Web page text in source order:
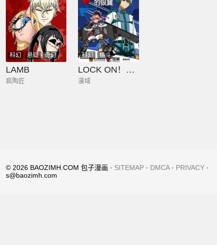
科幻 悬疑 奇幻
LAMB
疯陶匠
科幻 格斗
LOCK ON！翱翔云端的银翼
漫域
© 2026 BAOZIMH.COM 包子漫画 · SITEMAP · DMCA· PRIVACY ·
s@baozimh.com